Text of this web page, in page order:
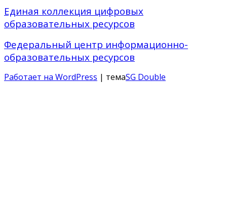
Единая коллекция цифровых
образовательных ресурсов
Федеральный центр информационно-
образовательных ресурсов
Работает на WordPress | темаSG Double